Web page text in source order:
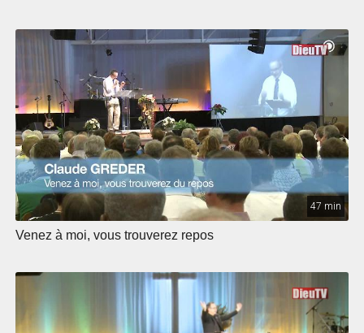
47 min
Venez à moi, vous trouverez repos